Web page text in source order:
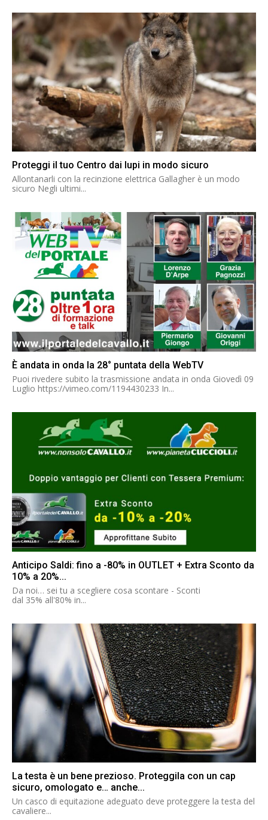
Proteggi il tuo Centro dai lupi in modo sicuro
Allontanarli con la recinzione elettrica Gallagher è un modo
sicuro Negli ultimi...
È andata in onda la 28° puntata della WebTV
Puoi rivedere subito la trasmissione andata in onda Giovedì 09
Luglio https://vimeo.com/1194430233 In...
Anticipo Saldi: fino a -80% in OUTLET + Extra Sconto da
10% a 20%...
Da noi… sei tu a scegliere cosa scontare - Sconti
dal 35% all'80% in...
La testa è un bene prezioso. Proteggila con un cap
sicuro, omologato e… anche...
Un casco di equitazione adeguato deve proteggere la testa del
cavaliere...